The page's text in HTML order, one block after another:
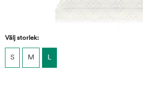
Välj storlek:
S M L